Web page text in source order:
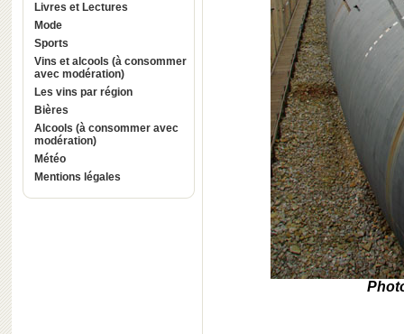
Livres et Lectures
Mode
Sports
Vins et alcools (à consommer
avec modération)
Les vins par région
Bières
Alcools (à consommer avec
modération)
Météo
Mentions légales